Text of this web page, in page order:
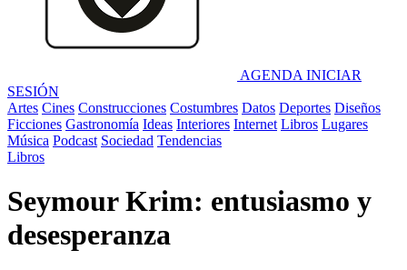
AGENDA INICIAR
SESIÓN
Artes Cines Construcciones Costumbres Datos Deportes Diseños
Ficciones Gastronomía Ideas Interiores Internet Libros Lugares
Música Podcast Sociedad Tendencias
Libros
Seymour Krim: entusiasmo y
desesperanza